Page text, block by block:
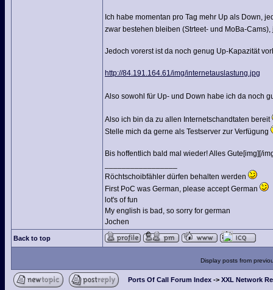
Ich habe momentan pro Tag mehr Up als Down,
zwar bestehen bleiben (Strteet- und MoBa-
Jedoch vorerst ist da noch genug Up-Kapazität
http://84.191.164.61/img/internetauslastung.jpg
Also sowohl für Up- und Down habe ich da noch
Also ich bin da zu allen Internetschandtaten bereit
Stelle mich da gerne als Testserver zur Verfügung
Bis hoffentlich bald mal wieder! Alles Gute[img][/
Röchtschoibfähler dürfen behalten werden
First PoC was German, please accept German
lot's of fun
My english is bad, so sorry for german
Jochen
Back to top
Display posts from
Ports Of Call Forum Index -> XXL Network